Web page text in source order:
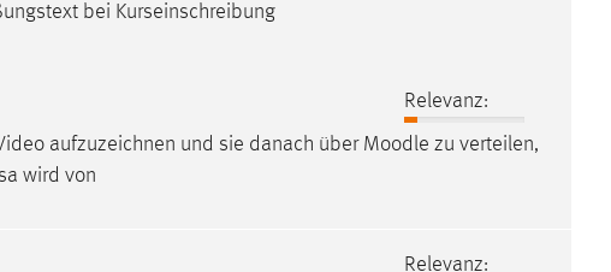
bei Kurseinschreibung
Relevanz:
aufzuzeichnen und sie danach über Moodle zu verteilen,
wird von
Relevanz: